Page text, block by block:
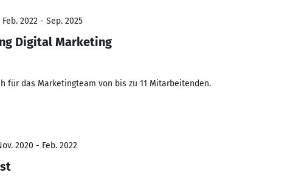
2022 - Sep. 2025
Digital Marketing
für das Marketingteam von bis zu 11 Mitarbeitenden.
2020 - Feb. 2022